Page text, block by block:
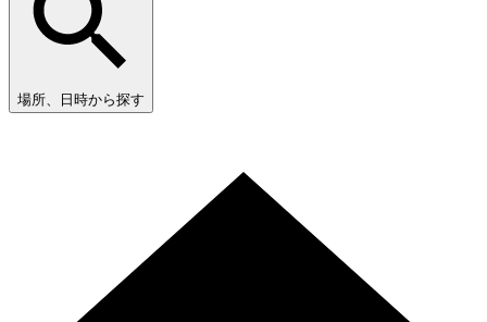
場所、日時から探す